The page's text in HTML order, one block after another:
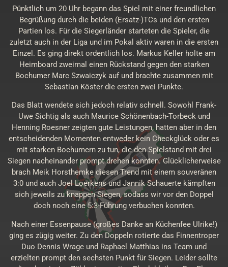
Pünktlich um 20 Uhr begann das Spiel mit einer freundlichen
Begrüßung durch die beiden (Ersatz-)TCs und den ersten
Partien los. Für die Siegerländer starteten die Spieler, die
zuletzt auch in der Liga und im Pokal aktiv waren in die ersten
Einzel. Es ging direkt ordentlich los. Markus Keller holte am
Heimboard zweimal einen Rückstand gegen den starken
Bochumer Marc Szwaiczyk auf und brachte zusammen mit
Sebastian Köster die ersten zwei Punkte.
Das Blatt wendete sich jedoch relativ schnell. Sowohl Frank-
Uwe Sichtig als auch Maurice Schönenbach-Torbeck und
Henning Roesner zeigten gute Leistungen, hatten aber in den
entscheidenden Momenten entweder kein Checkglück oder es
mit starken Bochumern zu tun, die den Spielstand mit drei
Siegen nacheinander prompt drehen konnten. Glücklicherweise
brach Meik Horsthemke diesen Trend mit einem souveränen
3:0 und auch Joel Loerkens und Jannik Schauerte kämpften
sich jeweils zu knappen Siegen, sodass wir vor den Doppel
doch noch eine 5:3-Führung verbuchen konnten.
Nach einer Essenpause (großes Danke an Küchenfee Ulrike!)
ging es zügig weiter. Zu den Doppeln rotierte das Finnentroper
Duo Dennis Wrage und Raphael Matthias ins Team und
erzielten prompt den sechsten Punkt für Siegen. Leider sollte